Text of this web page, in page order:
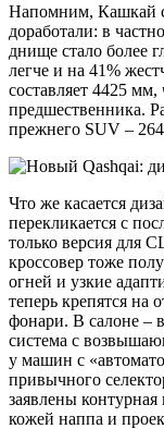
Напомним, Кашкай
доработали: в
днище стало более
легче и на 41%
составляет 4425
предшественника.
прежнего SUV –
Что же касается
перекликается с
только версия для
кроссовер тоже
огней и узкие
теперь крепятся на
фонари. В салоне –
система с
у машин с
привычного
заявлены контурная
кожей наппа и